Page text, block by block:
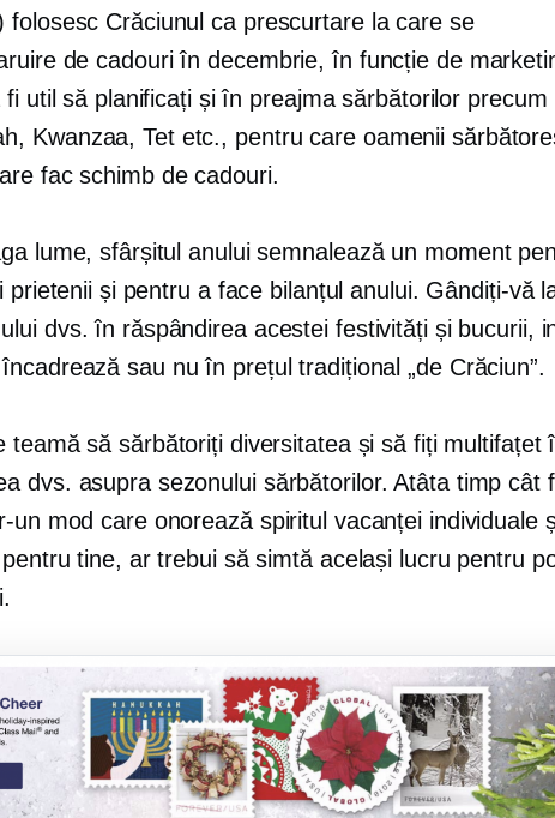
folosesc Crăciunul ca prescurtare la care se
de cadouriîn decembrie, în funcție de
fi util să planificați și în preajma sărbătorilor precum
Kwanzaa, Tet etc., pentru care oamenii
fac schimb de cadouri.
lume, sfârșitul anului semnalează un moment
prietenii și pentru a face bilanțul anului. Gândiți-vă
dvs. în răspândirea acestei festivități și bucurii,
sau nu în prețul tradițional „de Crăciun”.
teamă să sărbătoriți diversitatea și să fiți multifațet
dvs. asupra sezonului sărbătorilor. Atâta timp cât
un mod care onorează spiritul vacanței individuale
tine, ar trebui să simtă același lucru pentru